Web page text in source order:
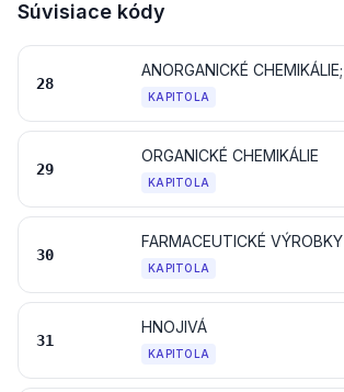
Súvisiace kódy
28
KAPITOLA
29
ORGANICKÉ CHEMIKÁLIE
KAPITOLA
30
FARMACEUTICKÉ VÝROBKY
KAPITOLA
31
HNOJIVÁ
KAPITOLA